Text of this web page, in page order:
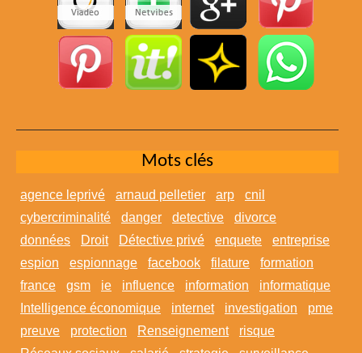
Mots clés
agence leprivé arnaud pelletier arp
cnil
cybercriminalité
danger detective
divorce
données
Droit Détective privé enquete
entreprise
espion
espionnage facebook filature
formation
france
gsm ie influence information
informatique
Intelligence économique
internet investigation
pme
preuve
protection Renseignement
risque